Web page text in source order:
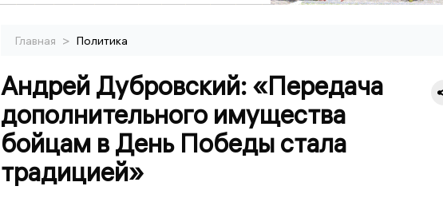
Главная > Политика
Андрей Дубровский: «Передача
дополнительного имущества
бойцам в День Победы стала
традицией»